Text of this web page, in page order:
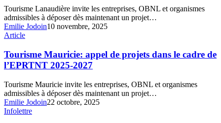
le
cadre
de
l’EPRTNT
2027
Tourisme Lanaudière invite les entreprises, OBNL et organismes
admissibles à déposer dès maintenant un projet…
Emilie Jodoin10 novembre, 2025
Tourisme
appel
de
projets
le
cadre
de
l’EPRTNT
Article
Tourisme Mauricie: appel de projets dans le cadre de
l’EPRTNT 2025-2027
Tourisme Mauricie invite les entreprises, OBNL et organismes
admissibles à déposer dès maintenant un projet…
Emilie Jodoin22 octobre, 2025
Chaque
Infolettre